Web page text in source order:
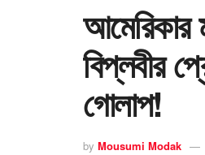
আমেরিকার
বিপ্লবীর
গোলাপ!
by Mousumi Modak